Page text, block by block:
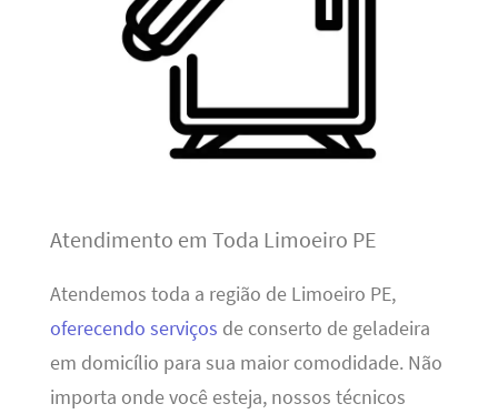
Atendimento em Toda Limoeiro PE
Atendemos toda a região de Limoeiro PE,
oferecendo serviços de conserto de geladeira
em domicílio para sua maior comodidade. Não
importa onde você esteja, nossos técnicos